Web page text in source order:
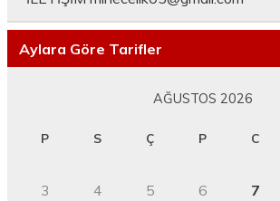
Aylara Göre Tarifler
AĞUSTOS 2026
P S Ç P C
3
4 5 6 7